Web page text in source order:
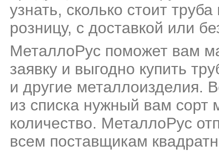
узнать, сколько стоит
розницу, с доставкой или
МеталлоРус поможет вам
заявку и выгодно купить
и другие металлоизделия.
из списка нужный вам сорт
количество. МеталлоРус
всем поставщикам